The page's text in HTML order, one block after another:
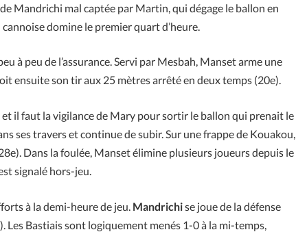
Mandrichi mal captée par Martin, qui dégage le ballon en
domine le premier quart d’heure.
à peu de l’assurance. Servi par Mesbah, Manset arme une
ensuite son tir aux 25 mètres arrêté en deux temps (20e).
il faut la vigilance de Mary pour sortir le ballon qui prenait le
ses travers et continue de subir. Sur une frappe de Kouakou,
Dans la foulée, Manset élimine plusieurs joueurs depuis le
signalé hors-jeu.
à la demi-heure de jeu. Mandrichise joue de la défense
Les Bastiais sont logiquement menés 1-0 à la mi-temps,